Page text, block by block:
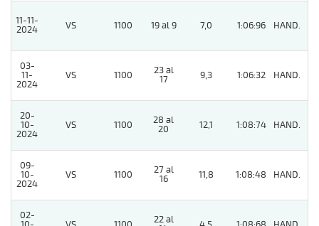
11-11-
2024
VS 1100 19 al 9 7,0 1:06:96 HAND.
03-
11-
2024
VS 1100
23 al
17
9,3 1:06:32 HAND.
20-
10-
2024
VS 1100
28 al
20
12,1 1:08:74 HAND.
09-
10-
2024
VS 1100
27 al
16
11,8 1:08:48 HAND.
02-
22 al